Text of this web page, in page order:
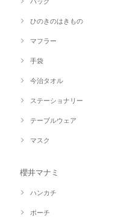
ひのきのはきもの
マフラー
手袋
今治タオル
ステーショナリー
テーブルウェア
マスク
櫻井マナミ
ハンカチ
ポーチ